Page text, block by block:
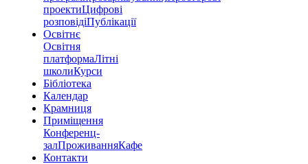
проектиЦифрові
розповідіПублікації
Освітнє
Освітня
платформаЛітні
школиКурси
Бібліотека
Календар
Крамниця
Приміщення
Конференц-
залПроживанняКафе
Контакти